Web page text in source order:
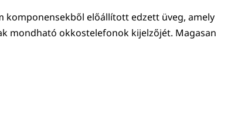
komponensekből előállított edzett üveg, amely
mondható okkostelefonok kijelzőjét. Magasan